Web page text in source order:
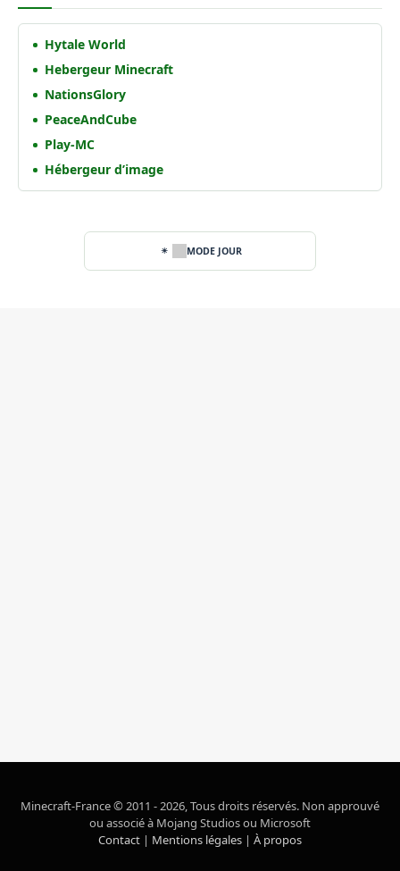
Hytale World
Hebergeur Minecraft
NationsGlory
PeaceAndCube
Play-MC
Hébergeur d’image
MODE JOUR
Minecraft-France © 2011 - 2026, Tous droits réservés. Non approuvé
ou associé à Mojang Studios ou Microsoft
Contact | Mentions légales | À propos